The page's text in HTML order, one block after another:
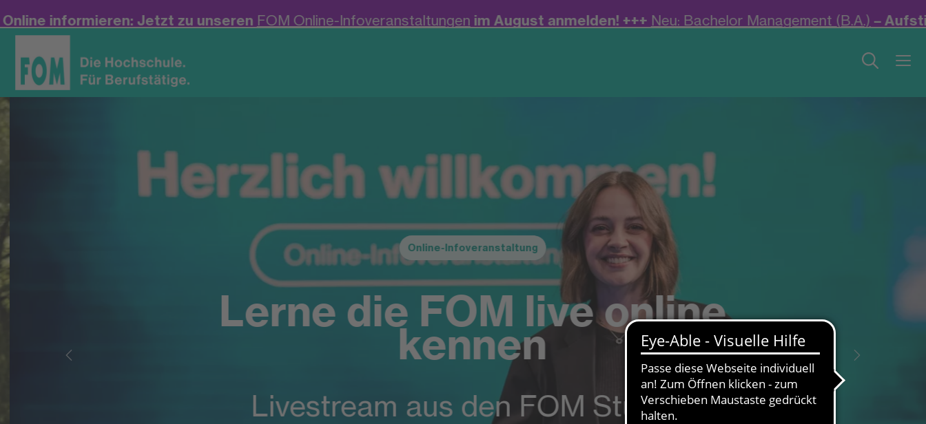
zu unserenFOM Online-Infoveranstaltungenim August anmelden! +++Neu: Bachelor Management (B.A.)– Aufstiegsfortbildung
Online-Infoveranstaltung
Lerne die FOM live online
kennen
Livestream aus den FOM Studios